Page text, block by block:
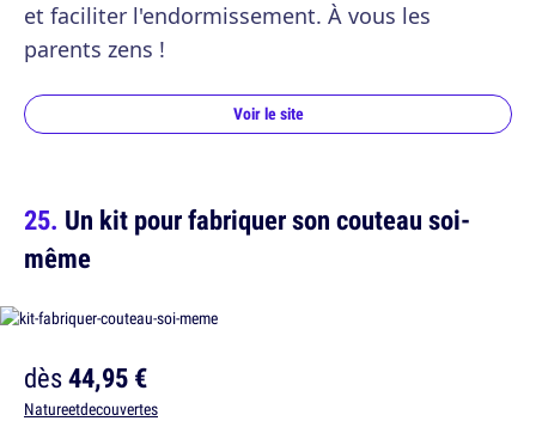
et faciliter l'endormissement. À vous les
parents zens !
Voir le site
Un kit pour fabriquer son couteau soi-
même
dès44,95 €
Natureetdecouvertes